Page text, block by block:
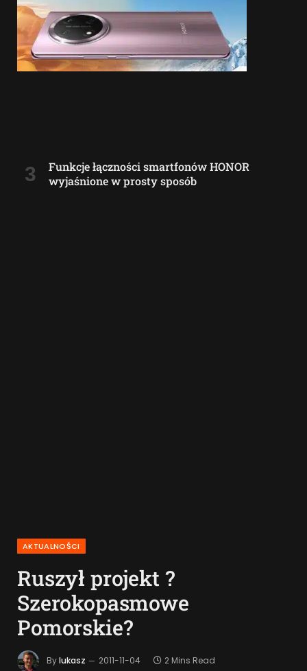
Funkcje łączności smartfonów HONOR
wyjaśnione w prosty sposób
AKTUALNOŚCI
Ruszył projekt ?
Szerokopasmowe
Pomorskie?
Bylukasz 2011-11-04 2 Mins Read